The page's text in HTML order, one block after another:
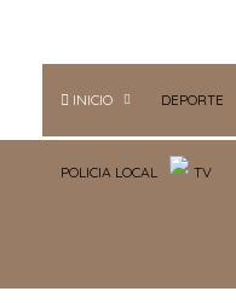
INICIO DEPORTE
POLICIA LOCAL TV